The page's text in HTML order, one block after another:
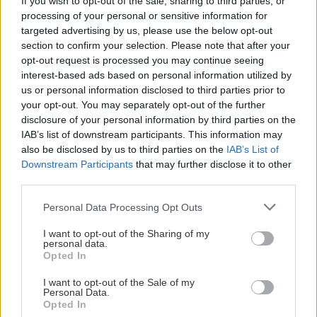
processing of your personal or sensitive information for
targeted advertising by us, please use the below opt-out
section to confirm your selection. Please note that after your
opt-out request is processed you may continue seeing
interest-based ads based on personal information utilized by
us or personal information disclosed to third parties prior to
your opt-out. You may separately opt-out of the further
disclosure of your personal information by third parties on the
IAB’s list of downstream participants. This information may
also be disclosed by us to third parties on the IAB’s List of
Downstream Participants that may further disclose it to other
Personal Data Processing Opt Outs
I want to opt-out of the Sharing of my
personal data.
Opted In
I want to opt-out of the Sale of my
Personal Data.
Opted In
18:00
GOSSIP - LIFESTYLE
Στο Ρέθυμνο για διακοπές ο ηθοποιός
Αναστάσης Ροϊλός
17:56
ΚΡΗΤΗ
Ηράκλειο: Επιχείρηση της Πυροσβεστικής για
τη διάσωση τραυματισμένου περιπατητή
17:49
ΚΟΣΜΟΣ
Αδιανόητη σπατάλη στην Αγγλία: Σε έναν
χρόνο πετάχτηκαν φάρμακα που θα γέμιζαν 75
Σύλληψη 24χρονου στα Χανιά: Κράτησε
κλειδωμένη 17χρονη ανήλικη μέσα σε σπίτι
Όλες οι ειδήσεις
ΠΕΡΙΣΣΟΤΕΡΑ
ΕΛΛΑΔΑ